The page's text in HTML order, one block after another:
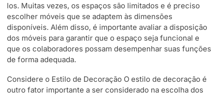
los. Muitas vezes, os espaços são limitados e é preciso
escolher móveis que se adaptem às dimensões
disponíveis. Além disso, é importante avaliar a disposição
dos móveis para garantir que o espaço seja funcional e
que os colaboradores possam desempenhar suas funções
de forma adequada.
Considere o Estilo de Decoração O estilo de decoração é
outro fator importante a ser considerado na escolha dos